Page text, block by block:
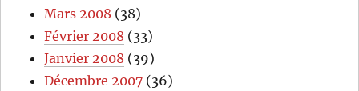
Mars 2008 (38)
Février 2008 (33)
Janvier 2008 (39)
Décembre 2007 (36)